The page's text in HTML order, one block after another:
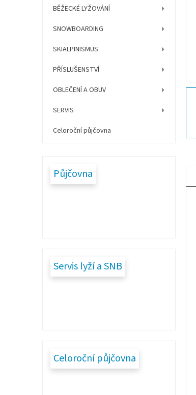
BĚŽECKÉ LYŽOVÁNÍ
SNOWBOARDING
SKIALPINISMUS
PŘÍSLUŠENSTVÍ
OBLEČENÍ A OBUV
SERVIS
Celoroční půjčovna
Půjčovna
Servis lyží a SNB
Celoroční půjčovna